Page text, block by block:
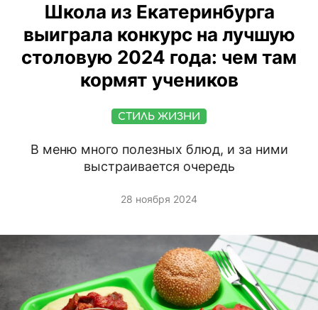
Школа из Екатеринбурга
выиграла конкурс на лучшую
столовую 2024 года: чем там
кормят учеников
СТИЛЬ ЖИЗНИ
В меню много полезных блюд, и за ними
выстраивается очередь
28 ноября 2024